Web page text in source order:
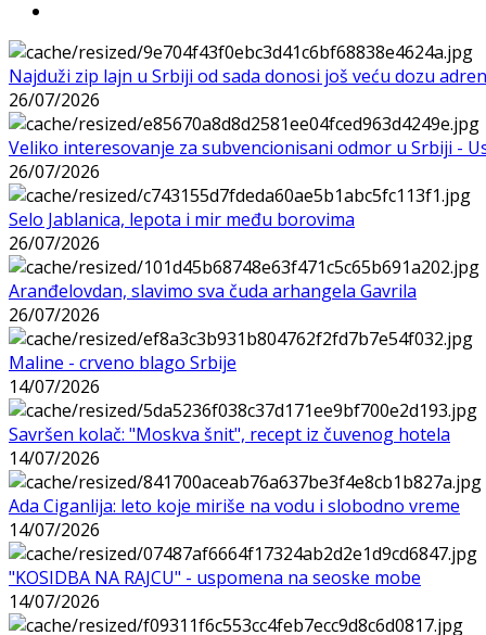
Najduži zip lajn u Srbiji od sada donosi još veću dozu
26/07/2026
Veliko interesovanje za subvencionisani odmor u Srbiji -
26/07/2026
Selo Jablanica, lepota i mir među borovima
26/07/2026
Aranđelovdan, slavimo sva čuda arhangela Gavrila
26/07/2026
Maline - crveno blago Srbije
14/07/2026
Savršen kolač: "Moskva šnit", recept iz čuvenog hotela
14/07/2026
Ada Ciganlija: leto koje miriše na vodu i slobodno vreme
14/07/2026
"KOSIDBA NA RAJCU" - uspomena na seoske mobe
14/07/2026